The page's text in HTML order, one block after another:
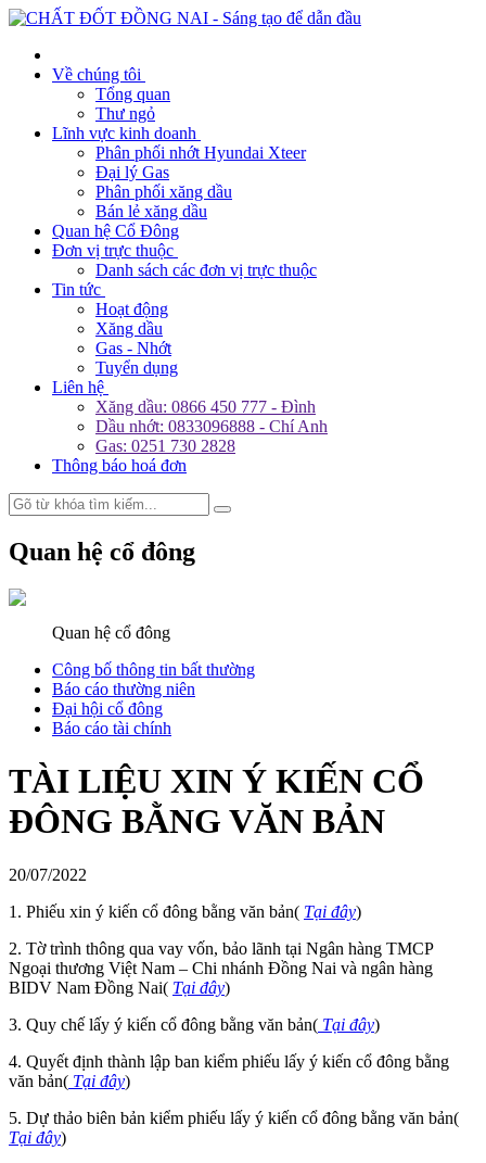
Về chúng tôi
Tổng quan
Thư ngỏ
Lĩnh vực kinh doanh
Phân phối nhớt Hyundai Xteer
Đại lý Gas
Phân phối xăng dầu
Bán lẻ xăng dầu
Quan hệ Cổ Đông
Đơn vị trực thuộc
Danh sách các đơn vị trực thuộc
Tin tức
Hoạt động
Xăng dầu
Gas - Nhớt
Tuyển dụng
Liên hệ
Xăng dầu: 0866 450 777 - Đình
Dầu nhớt: 0833096888 - Chí Anh
Gas: 0251 730 2828
Thông báo hoá đơn
Quan hệ cổ đông
Quan hệ cổ đông
Công bố thông tin bất thường
Báo cáo thường niên
Đại hội cổ đông
Báo cáo tài chính
TÀI LIỆU XIN Ý KIẾN CỔ
ĐÔNG BẰNG VĂN BẢN
20/07/2022
1. Phiếu xin ý kiến cổ đông bằng văn bản( Tại đây)
2. Tờ trình thông qua vay vốn, bảo lãnh tại Ngân hàng TMCP
Ngoại thương Việt Nam – Chi nhánh Đồng Nai và ngân hàng
BIDV Nam Đồng Nai( Tại đây)
3. Quy chế lấy ý kiến cổ đông bằng văn bản( Tại đây)
4. Quyết định thành lập ban kiểm phiếu lấy ý kiến cổ đông bằng
văn bản( Tại đây)
5. Dự thảo biên bản kiểm phiếu lấy ý kiến cổ đông bằng văn bản(
Tại đây)